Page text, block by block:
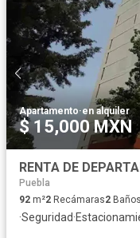
Apartamento·en alquiler
$ 15,000 MXN
RENTA DE
Puebla
92 m²2 Recámaras2 Baños
·Seguridad·